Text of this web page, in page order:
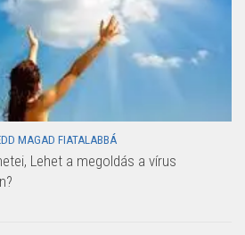
MAGAD FIATALABBÁ
Lehet a megoldás a vírus